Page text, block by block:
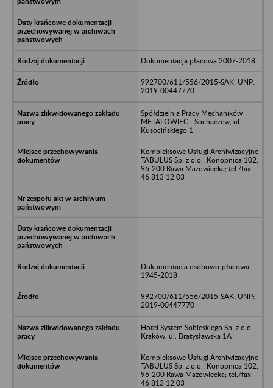
Dokumentacja płacowa 2007-2018
992700/611/556/2015-SAK; UNP:
2019-00447770
Spółdzielnia Pracy Mechaników
METALOWIEC - Sochaczew, ul.
Kusocińskiego 1
Kompleksowe Usługi Archiwizacyjne
TABULUS Sp. z o.o.; Konopnica 102,
96-200 Rawa Mazowiecka; tel./fax
46 813 12 03
Dokumentacja osobowo-płacowa
1945-2018
992700/611/556/2015-SAK; UNP:
2019-00447770
Hotel System Sobieskiego Sp. z o.o. -
Kraków, ul. Bratysławska 1A
Kompleksowe Usługi Archiwizacyjne
TABULUS Sp. z o.o.; Konopnica 102,
96-200 Rawa Mazowiecka; tel./fax
46 813 12 03